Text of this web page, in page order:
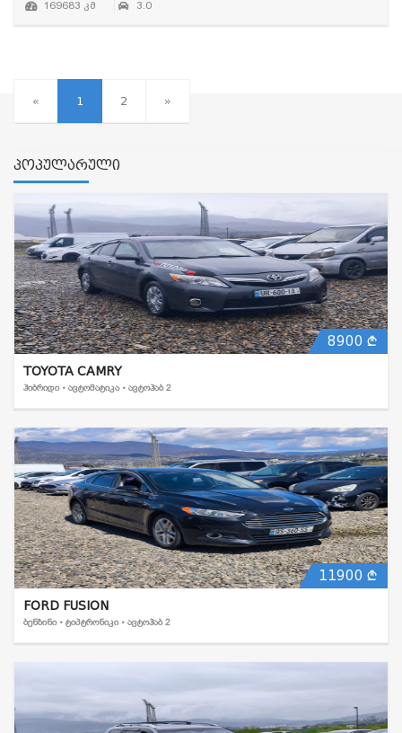
169683 კმ 3.0
« 1 2 »
პოპულარული
8900
TOYOTA CAMRY
ᲰᲘᲑᲠᲘᲓᲘ • ᲐᲕᲢᲝᲛᲐᲢᲘᲙᲐ • ᲐᲕᲢᲝᲰᲐᲑ 2
11900
FORD FUSION
ᲑᲔᲜᲖᲘᲜᲘ • ᲢᲘᲞᲢᲠᲝᲜᲘᲙᲘ • ᲐᲕᲢᲝᲰᲐᲑ 2